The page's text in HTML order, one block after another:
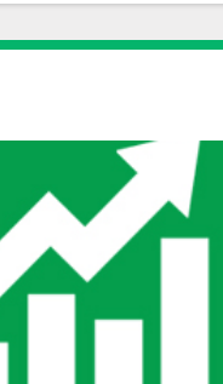
GEEN WEDSTRIJDEN
GEEN WEDSTRIJDEN
GEEN WEDSTRIJDEN